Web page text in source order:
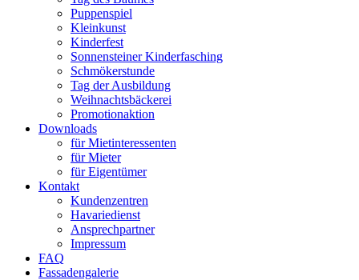
Puppenspiel
Kleinkunst
Kinderfest
Sonnensteiner Kinderfasching
Schmökerstunde
Tag der Ausbildung
Weihnachtsbäckerei
Promotionaktion
Downloads
für Mietinteressenten
für Mieter
für Eigentümer
Kontakt
Kundenzentren
Havariedienst
Ansprechpartner
Impressum
FAQ
Fassadengalerie